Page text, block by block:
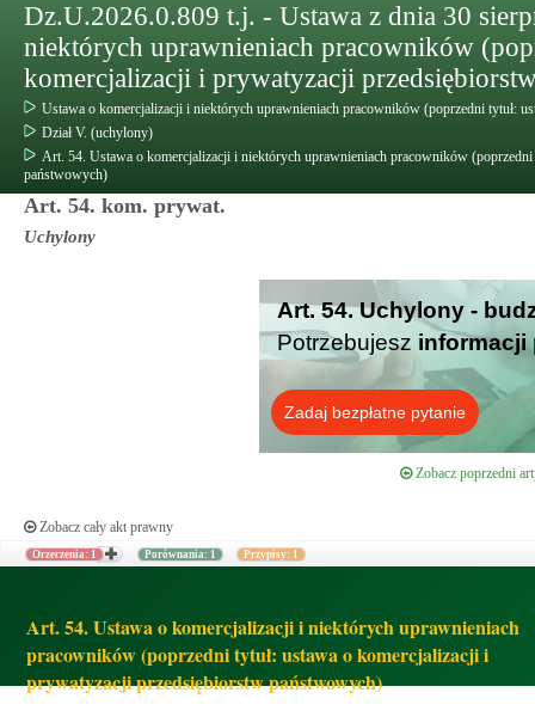
Dz.U.2026.0.809 t.j. - Ustawa z dnia 30
niektórych uprawnieniach pracowników
komercjalizacji i prywatyzacji
Ustawa o komercjalizacji i niektórych uprawnieniach pracowników (poprzedni tytuł:
Dział V. (uchylony)
Art. 54. Ustawa o komercjalizacji i niektórych uprawnieniach pracowników
państwowych)
Art. 54. kom. prywat.
Uchylony
Art. 54. Uchylony -
Potrzebujesz informacji
Zadaj bezpłatne pytanie
Zobacz poprzedni
Zobacz cały akt prawny
Orzeczenia: 1 Porównania: 1 Przypisy: 1
Art. 54. Ustawa o komercjalizacji i niektórych uprawnieniach
pracowników (poprzedni tytuł: ustawa o komercjalizacji i
prywatyzacji przedsiębiorstw państwowych)